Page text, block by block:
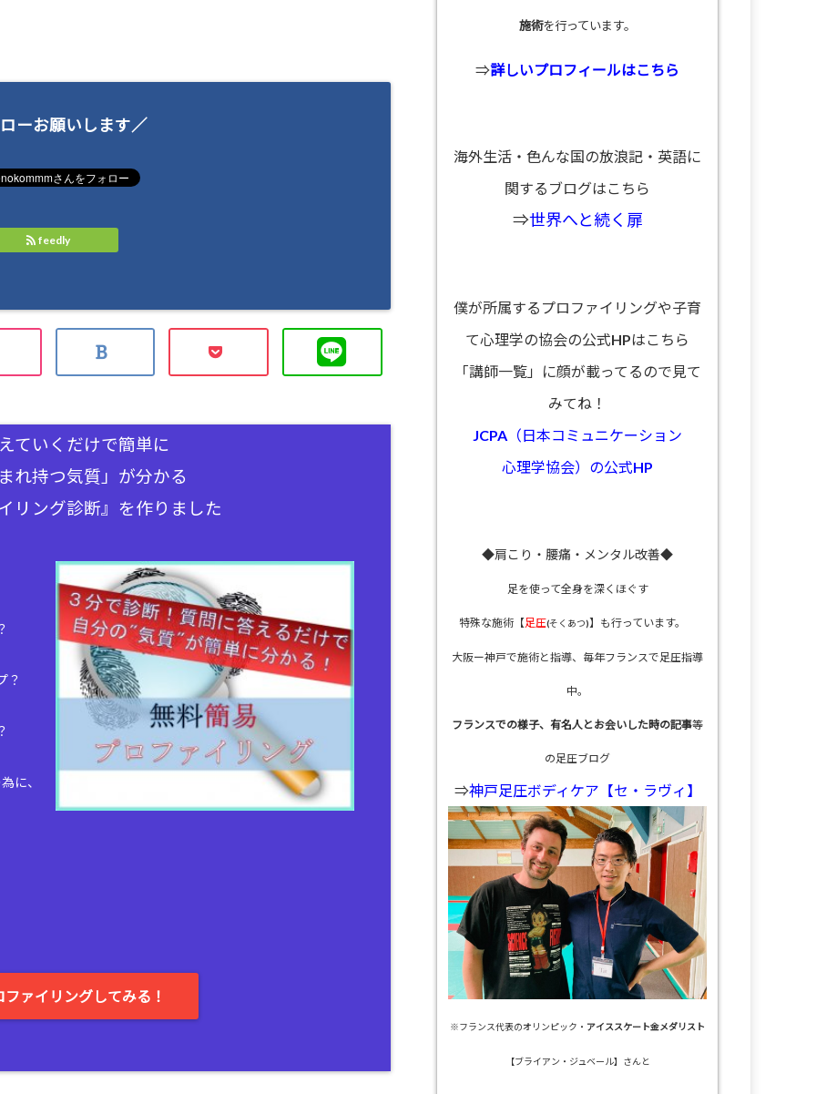
ーお願いします／
feedly
ていくだけで簡単に
れ持つ気質」が分かる
リング診断』を作りました
？
に、
ァイリングしてみる！
施術を行っています。
⇒詳しいプロフィールはこちら
海外生活・色んな国の放浪記・英語に
関するブログはこちら
⇒世界へと続く扉
僕が所属するプロファイリングや子育
て心理学の協会の公式HPはこちら
「講師一覧」に顔が載ってるので見て
みてね！
JCPA（日本コミュニケーション
心理学協会）の公式HP
◆肩こり・腰痛・メンタル改善◆
足を使って全身を深くほぐす
特殊な施術【足圧(そくあつ)】も行っています。
大阪ー神戸で施術と指導、 毎年フランスで足圧指導
中。
フランスでの様子、有名人とお会いした時の記事等
の足圧ブログ
⇒神戸足圧ボディケア【セ・ラヴィ】
※フランス代表のオリンピック・ アイススケート金メダリスト
【ブライアン・ジュベール】さんと